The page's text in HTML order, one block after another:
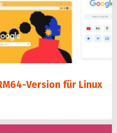
Version für Linux